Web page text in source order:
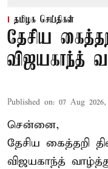
தமிழக செய்திகள்
தேசிய
விஜயகாந்த்
Published on: 07 Aug
சென்னை,
தேசிய கைத்தறி
விஜயகாந்த்